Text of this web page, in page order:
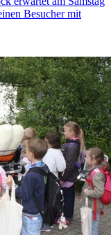
Besucher mit